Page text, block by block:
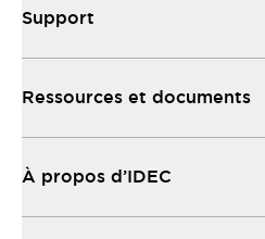
Support
Ressources et documents
À propos d’IDEC